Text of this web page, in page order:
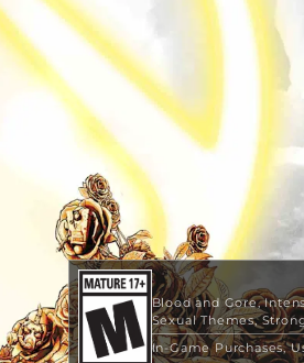
Blood and Gore
Sexual Themes
In-Game Purchases